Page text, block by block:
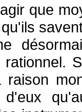
que
rationnel.
raison
d'eux